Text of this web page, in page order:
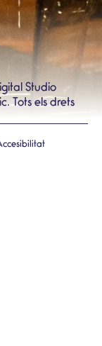
Studio
Tots els drets